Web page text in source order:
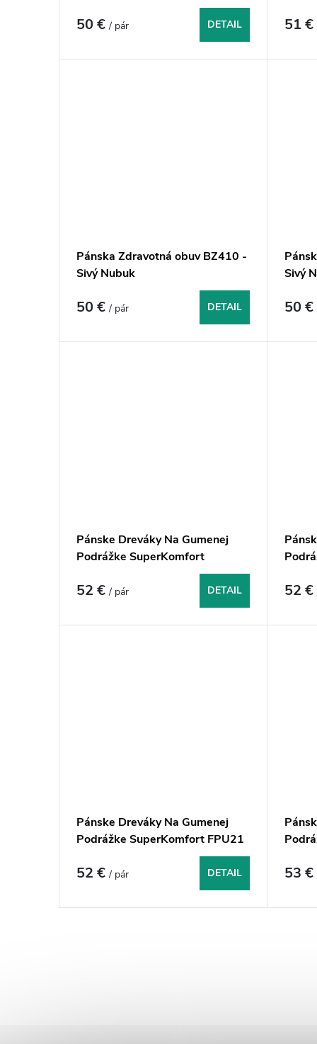
50 €/ pár DETAIL 51 €
Pánska Zdravotná obuv BZ410 -
Sivý Nubuk
50 €/ pár DETAIL
Sivý
50 €
Pánske Dreváky Na Gumenej
Podrážke SuperKomfort
52 €/ pár DETAIL 52 €
Pánske Dreváky Na Gumenej
Podrážke SuperKomfort FPU21
52 €/ pár DETAIL 53 €